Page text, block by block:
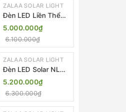
ZALAA SOLAR LIGHT
Đèn LED Liền Thể
ZALAA Solar Street
Light ZKC-TG 20W
25W 30W All In One
5.000.000₫
6.100.000₫
ZALAA SOLAR LIGHT
Đèn LED Solar NLMT
Liền Thể ZKC-TG
20W All in One |
ZALAA Street Light
5.200.000₫
6.300.000₫